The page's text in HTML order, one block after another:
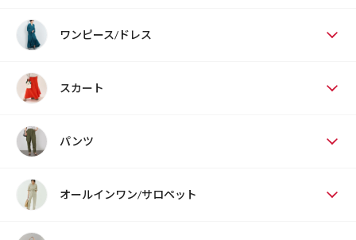
ワンピース/ドレス
スカート
パンツ
オールインワン/サロペット